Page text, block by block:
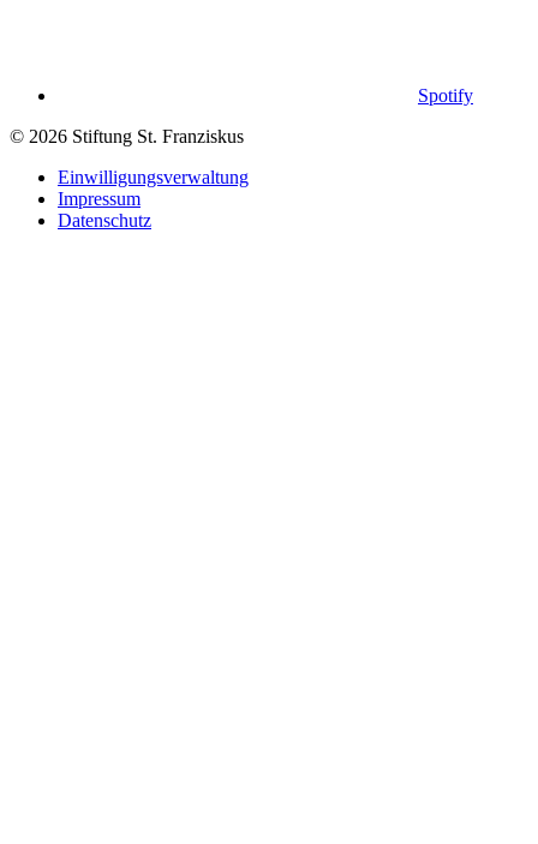
Spotify
© 2026 Stiftung St. Franziskus
Einwilligungsverwaltung
Impressum
Datenschutz